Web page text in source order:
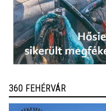
360 FEHÉRVÁR